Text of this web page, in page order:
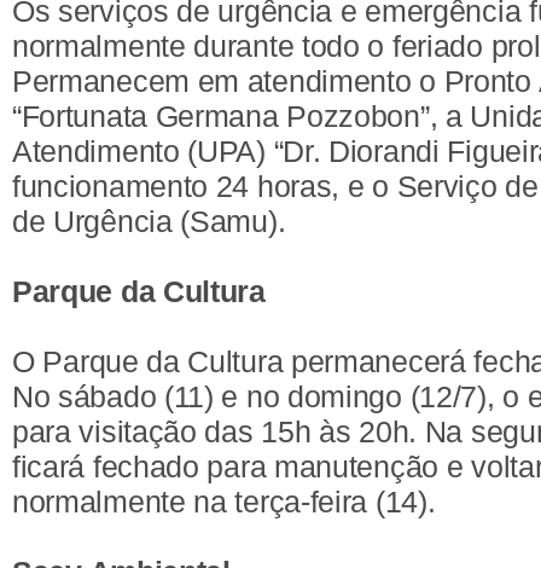
Os serviços de urgência e emergência
normalmente durante todo o feriado
Permanecem em atendimento o Pronto
“Fortunata Germana Pozzobon”, a
Atendimento (UPA) “Dr. Diorandi
funcionamento 24 horas, e o Serviço
de Urgência (Samu).
Parque da Cultura
O Parque da Cultura permanecerá
No sábado (11) e no domingo (12/7), o
para visitação das 15h às 20h. Na
ficará fechado para manutenção e
normalmente na terça-feira (14).